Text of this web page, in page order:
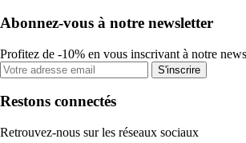
Abonnez-vous à notre newsletter
Profitez de -10% en vous inscrivant à notre
S'inscrire
Restons connectés
Retrouvez-nous sur les réseaux sociaux